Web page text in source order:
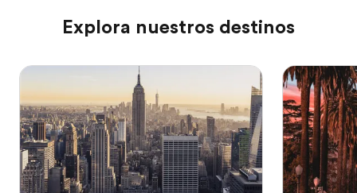
Explora nuestros destinos